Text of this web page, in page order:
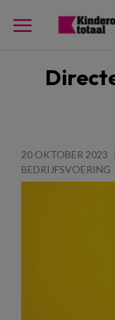
20 OKTOBER 2023
BEDRIJFSVOERING